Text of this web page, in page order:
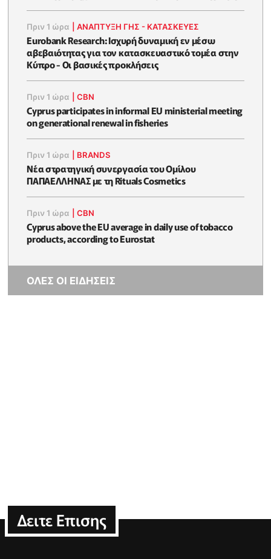
Πριν 1 ώρα |ΑΝΑΠΤΥΞΗ ΓΗΣ - ΚΑΤΑΣΚΕΥΕΣ
Eurobank Research: Ισχυρή δυναμική εν μέσω
αβεβαιότητας για τον κατασκευαστικό τομέα στην
Κύπρο - Οι βασικές προκλήσεις
Πριν 1 ώρα |CBN
Cyprus participates in informal EU ministerial meeting
on generational renewal in fisheries
Πριν 1 ώρα BRANDS
Νέα στρατηγική συνεργασία του Ομίλου
ΠΑΠΑΕΛΛΗΝΑΣ με τη Rituals Cosmetics
Πριν 1 ώρα |CBN
Cyprus above the EU average in daily use of tobacco
products, according to Eurostat
ΟΛΕΣ ΟΙ ΕΙΔΗΣΕΙΣ
Δειτε Επισης